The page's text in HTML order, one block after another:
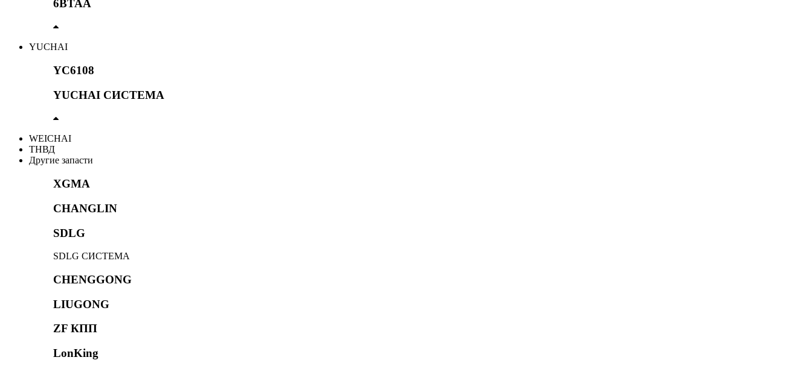
6BTAA
YUCHAI
YC6108
YUCHAI СИСТЕМА
WEICHAI
ТНВД
Другие запасти
XGMA
CHANGLIN
SDLG
SDLG СИСТЕМА
CHENGGONG
LIUGONG
ZF КПП
LonKing